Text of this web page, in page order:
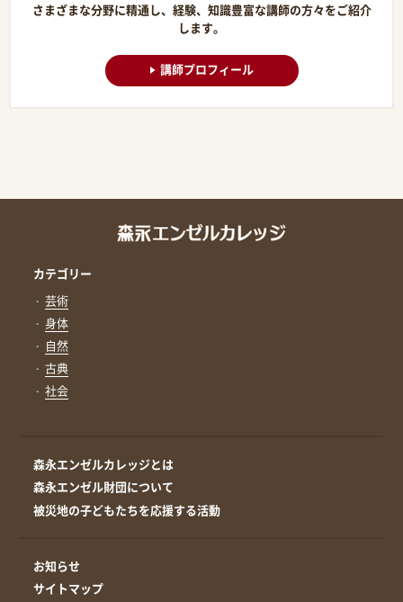
さまざまな分野に精通し、経験、知識豊富な講師の方々をご紹介
します。
講師プロフィール
カテゴリー
芸術
身体
自然
古典
社会
森永エンゼルカレッジとは
森永エンゼル財団について
被災地の子どもたちを応援する活動
お知らせ
サイトマップ